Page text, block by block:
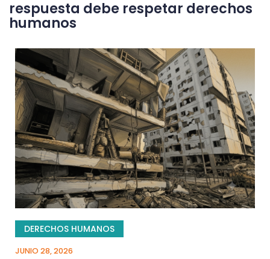
respuesta debe respetar derechos
humanos
DERECHOS HUMANOS
JUNIO 28, 2026